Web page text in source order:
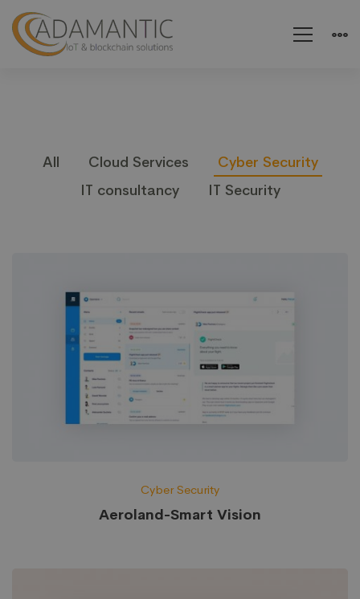
All Cloud Services
Cyber Security
IT consultancy
IT Security
Cyber Security
Aeroland-Smart Vision